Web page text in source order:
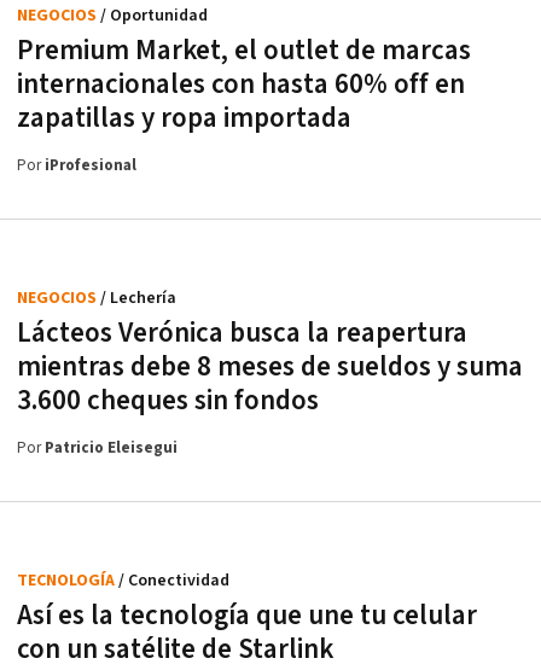
Premium Market, el outlet de marcas
internacionales con hasta 60% off en
zapatillas y ropa importada
NEGOCIOS / Oportunidad
PoriProfesional
Lácteos Verónica busca la reapertura
mientras debe 8 meses de sueldos y suma
3.600 cheques sin fondos
NEGOCIOS / Lechería
PorPatricio Eleisegui
Así es la tecnología que une tu celular
con un satélite de Starlink
TECNOLOGÍA/ Conectividad